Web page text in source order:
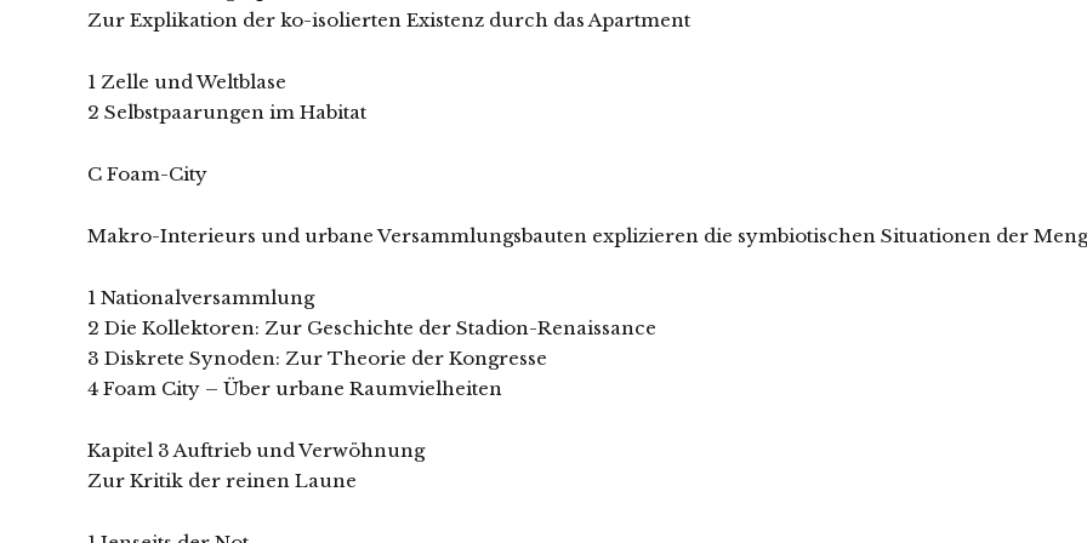
Zur Explikation der ko-isolierten Existenz durch das Apartment
1 Zelle und Weltblase
2 Selbstpaarungen im Habitat
C Foam-City
Makro-Interieurs und urbane Versammlungsbauten explizieren die symbiotischen Situationen der
1 Nationalversammlung
2 Die Kollektoren: Zur Geschichte der Stadion-Renaissance
3 Diskrete Synoden: Zur Theorie der Kongresse
4 Foam City – Über urbane Raumvielheiten
Kapitel 3 Auftrieb und Verwöhnung
Zur Kritik der reinen Laune